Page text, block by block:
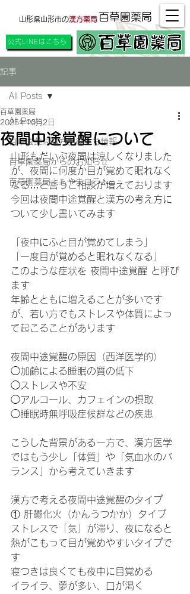
百草園薬局
山形県山形市の漢方薬局
公式LINEはこちら
記事
All Posts
百草園薬局漢方お役立ち情報
百草園薬局からのお知らせ
百草園薬局よもやまコラム
All Posts
夜間中途覚醒について
百草園薬局
2025年10月2日
山形もだいぶ夜間は涼しくなりました
が、夜間に何度か目が覚めて眠れなく
なる…と言うご相談が増えております
今回は夜間中途覚醒と漢方の考え方に
ついて少し書いてみます
「夜中にふと目が覚めてしまう」
「一度目が覚めると眠れなくなる」
このような症状を 夜間中途覚醒 と呼び
ます
年齢とともに増えることが多いです
が、若い方でもストレスや体質によっ
て起こることがあります
夜間中途覚醒の原因（西洋医学的）
◯加齢による睡眠の質の低下
◯ストレスや不安
◯アルコール、カフェインの摂取
◯睡眠時無呼吸症候群などの疾患
こうした背景がある一方で、漢方医学
ではもう少し「体質」や「気血水のバ
ランス」から考えていきます
漢方で考える夜間中途覚醒のタイプ
① 肝鬱化火（かんうつかか）タイプ
ストレスで「気」が滞り、夜になると
熱がこもって目が覚めやすいタイプで
す
寝つきは良くても夜中に目覚める
イライラ、夢が多い、口が渇く